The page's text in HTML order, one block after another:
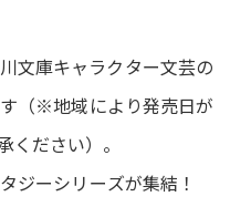
文庫キャラクター文芸の
（※地域により発売日が
ください）。
ジーシリーズが集結！